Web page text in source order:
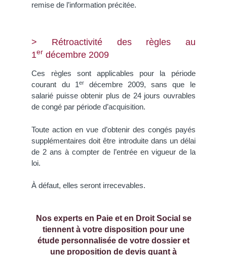
remise de l’information précitée.
> Rétroactivité des règles au
1er décembre 2009
Ces règles sont applicables pour la période
courant du 1erdécembre 2009, sans que le
salarié puisse obtenir plus de 24 jours ouvrables
de congé par période d’acquisition.
Toute action en vue d’obtenir des congés payés
supplémentaires doit être introduite dans un délai
de 2 ans à compter de l’entrée en vigueur de la
loi.
À défaut, elles seront irrecevables.
Nos experts en Paie et en Droit Social se
tiennent à votre disposition pour une
étude personnalisée de votre dossier et
une proposition de devis quant à